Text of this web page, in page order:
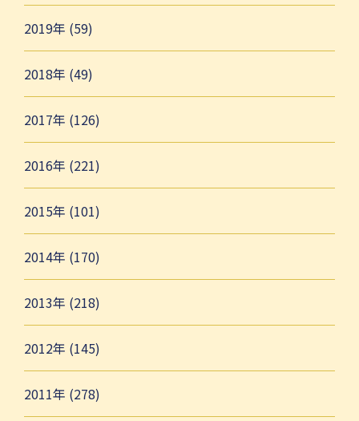
2019年 (59)
2018年 (49)
2017年 (126)
2016年 (221)
2015年 (101)
2014年 (170)
2013年 (218)
2012年 (145)
2011年 (278)